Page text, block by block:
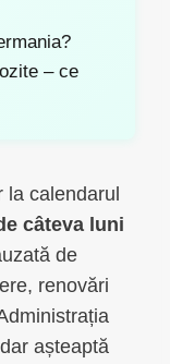
– ce
la calendarul
câteva luni
de
renovări
așteaptă